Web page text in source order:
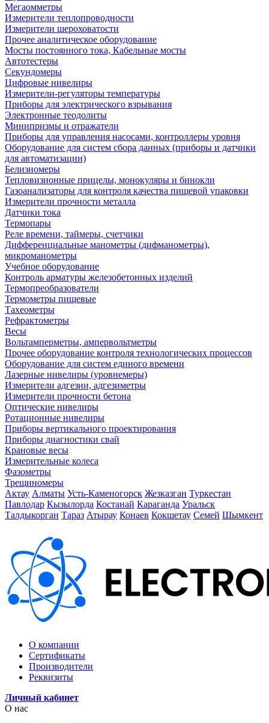
Мегаомметры
Измерители теплопроводности
Измерители шероховатости
Прочее аналитическое оборудование
Мосты постоянного тока, Кабельные мосты
Автотестеры
Секундомеры
Цифровые нивелиры
Измерители-регуляторы температуры
Приборы для электрического взрывания
Электронные теодолиты
Минипризмы и отражатели
Приборы для управления насосами, контроллеры уровня
Оборудование для систем сбора данных (приборы и датчики
для автоматизации)
Белизномеры
Тепловизионные прицелы, монокуляры и бинокли
Газоанализаторы для контроля качества пищевой упаковки
Измерители прочности металла
Датчики тока
Термопары
Реле времени, таймеры, счетчики
Дифференциальные манометры (дифманометры),
микроманометры
Учебное оборудование
Контроль арматуры железобетонных изделий
Термопреобразователи
Термометры пищевые
Тахеометры
Рефрактометры
Весы
Вольтамперметры, ампервольтметры
Прочее оборудование контроля технологических процессов
Оборудование для систем единого времени
Лазерные нивелиры (уровнемеры)
Измерители адгезии, адгезиметры
Измерители прочности бетона
Оптические нивелиры
Ротационные нивелиры
Приборы вертикального проектирования
Приборы диагностики свай
Крановые весы
Измерительные колеса
Фазометры
Трещиномеры
Актау Алматы Усть-Каменогорск Жезказган Туркестан
Павлодар Кызылорда Костанай Караганда Уральск
Талдыкорган Тараз Атырау Конаев Кокшетау Семей Шымкент
О компании
Сертификаты
Производители
Реквизиты
Личный кабинет
О нас